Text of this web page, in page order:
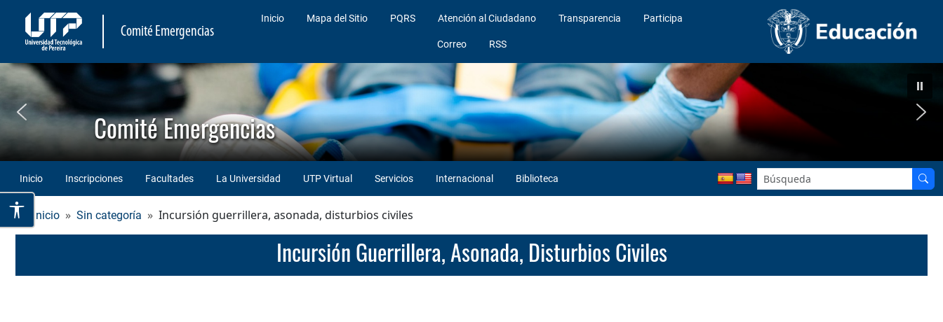
Comité Emergencias
Inicio Mapa del Sitio PQRS Atención al Ciudadano Transparencia Participa
Correo RSS
Comité Emergencias
Inicio Inscripciones Facultades La Universidad UTP Virtual Servicios Internacional Biblioteca
Inicio Sin categoría Incursión guerrillera, asonada, disturbios civiles
Incursión Guerrillera, Asonada, Disturbios Civiles